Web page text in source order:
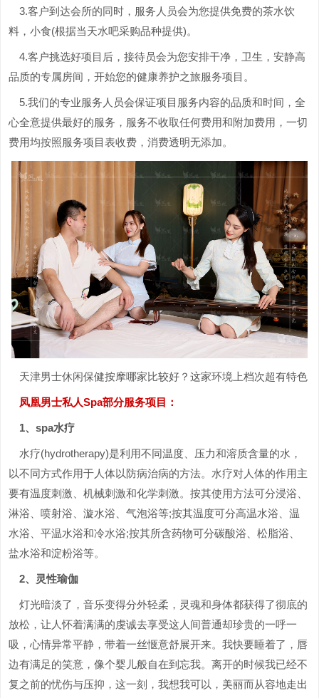
3.客户到达会所的同时，服务人员会为您提供免费的茶水饮
料，小食(根据当天水吧采购品种提供)。
4.客户挑选好项目后，接待员会为您安排干净，卫生，安静高
品质的专属房间，开始您的健康养护之旅服务项目。
5.我们的专业服务人员会保证项目服务内容的品质和时间，全
心全意提供最好的服务，服务不收取任何费用和附加费用，一切
费用均按照服务项目表收费，消费透明无添加。
天津男士休闲保健按摩哪家比较好？这家环境上档次超有特色
凤凰男士私人Spa部分服务项目：
1、spa水疗
水疗(hydrotherapy)是利用不同温度、压力和溶质含量的水，
以不同方式作用于人体以防病治病的方法。水疗对人体的作用主
要有温度刺激、机械刺激和化学刺激。按其使用方法可分浸浴、
淋浴、喷射浴、漩水浴、气泡浴等;按其温度可分高温水浴、温
水浴、平温水浴和冷水浴;按其所含药物可分碳酸浴、松脂浴、
盐水浴和淀粉浴等。
2、灵性瑜伽
灯光暗淡了，音乐变得分外轻柔，灵魂和身体都获得了彻底的
放松，让人怀着满满的虔诚去享受这人间普通却珍贵的一呼一
吸，心情异常平静，带着一丝惬意舒展开来。我快要睡着了，唇
边有满足的笑意，像个婴儿般自在到忘我。离开的时候我已经不
复之前的忧伤与压抑，这一刻，我想我可以，美丽而从容地走出